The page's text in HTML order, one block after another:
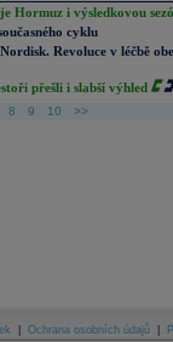
Hormuz i výsledkovou
cyklu
Revoluce v léčbě
přešli i slabší výhled
8 9 10 >>
Ochrana osobních údajů